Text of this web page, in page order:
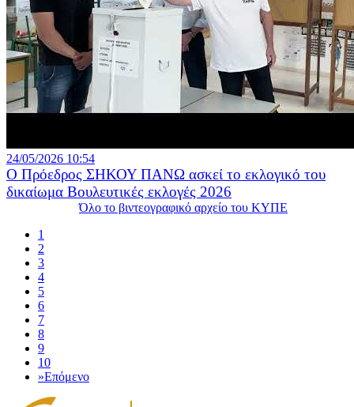
24/05/2026 10:54
Ο Πρόεδρος ΣΗΚΟΥ ΠΑΝΩ ασκεί το εκλογικό του
δικαίωμα Βουλευτικές εκλογές 2026
Όλο το βιντεογραφικό αρχείο του ΚΥΠΕ
1
2
3
4
5
6
7
8
9
10
»Επόμενο